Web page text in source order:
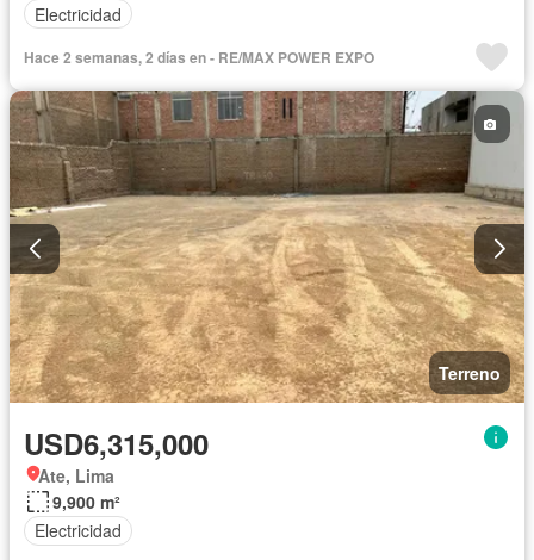
Electricidad
Hace 2 semanas, 2 días en - RE/MAX POWER EXPO
Terreno
USD6,315,000
Ate, Lima
9,900 m²
Electricidad